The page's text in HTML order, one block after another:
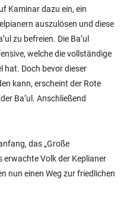
Kaminar dazu ein, ein
auszulösen und diese
zu befreien. Die Ba’ul
welche die vollständige
hat. Doch bevor dieser
kann, erscheint der Rote
Ba’ul. Anschließend
das „Große
erwachte Volk der Keplianer
nun einen Weg zur friedlichen